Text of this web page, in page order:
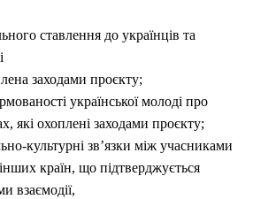
ставлення до українців та
заходами проєкту;
української молоді про
які охоплені заходами проєкту;
культурні зв’язки між учасниками
країн, що підтверджується
взаємодії,